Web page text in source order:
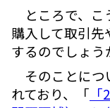
ところで、
購入して取引
するのでしょう
そのことに
れており、「